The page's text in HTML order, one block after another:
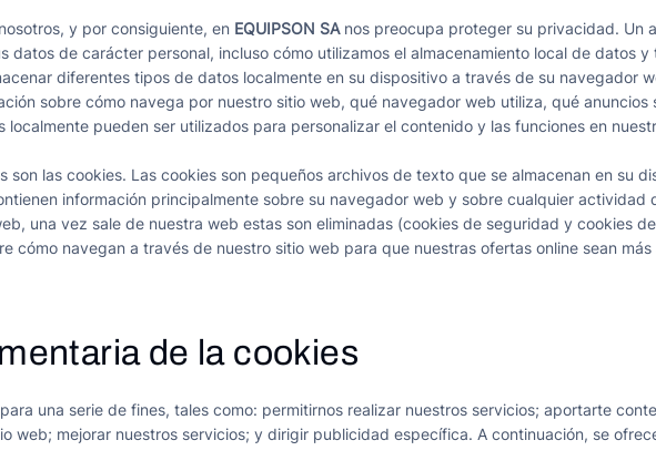
y por consiguiente, en EQUIPSON SAnos preocupa proteger su privacidad. Un
datos de carácter personal, incluso cómo utilizamos el almacenamiento local de datos y
diferentes tipos de datos localmente en su dispositivo a través de su navegador
sobre cómo navega por nuestro sitio web, qué navegador web utiliza, qué
localmente pueden ser utilizados para personalizar el contenido y las funciones en
son las cookies. Las cookies son pequeños archivos de texto que se almacenan en su
información principalmente sobre su navegador web y sobre cualquier
una vez sale de nuestra web estas son eliminadas (cookies de seguridad y cookies
cómo navegan a través de nuestro sitio web para que nuestras ofertas online sean
de la cookies
una serie de fines, tales como: permitirnos realizar nuestros servicios; aportarte
web; mejorar nuestros servicios; y dirigir publicidad específica. A continuación, se